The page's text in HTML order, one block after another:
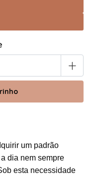
+
um padrão
dia nem sempre
esta necessidade